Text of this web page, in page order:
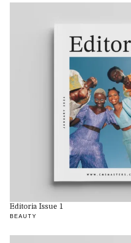
Adaugă în coș
Editoria Issue 1
BEAUTY